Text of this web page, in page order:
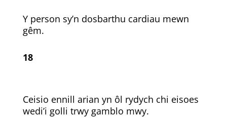
Y person sy’n dosbarthu cardiau mewn
gêm.
18
Ceisio ennill arian yn ôl rydych chi eisoes
wedi’i golli trwy gamblo mwy.